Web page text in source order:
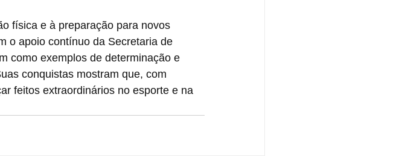
física e à preparação para novos
o apoio contínuo da Secretaria de
como exemplos de determinação e
conquistas mostram que, com
feitos extraordinários no esporte e na